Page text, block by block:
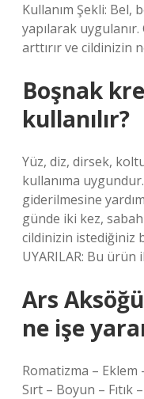
Kullanım Şekli: Bel,
yapılarak
arttırır ve cildinizin
Boşnak
kullanılır?
Yüz, diz, dirsek,
kullanıma
giderilmesine
günde iki kez,
cildinizin istediğiniz
UYARILAR: Bu ürün
Ars
ne işe
Romatizma – Eklem
Sırt – Boyun – Fıtık